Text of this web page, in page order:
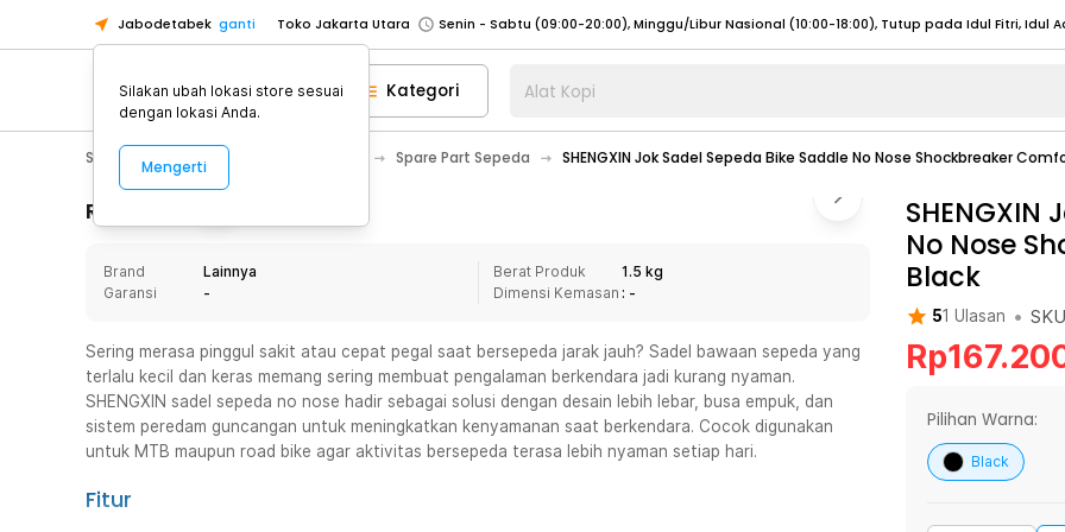
Jabodetabek ganti Toko Jakarta Utara
Toko Tangerang
Toko Cikupa
Pick n Go Jakarta Barat
Senin - Jumat (07:00 - 20:00), Sabtu - Minggu (08:00 - 20:00), Tutup pada Idul Fitri
Pick n Go Bekasi
Senin - Jumat (08:00 - 20:00), Sabtu - Minggu/ Libur Nasional (08:00 - 17:00) Selengkapnya
Senin - Jumat (08:00 - 20:00), Sabtu - Minggu/ Libur Nasional (08:00 - 17:00) Selengkapnya
Senin - Sabtu (09:00-20:00), Minggu/Libur Nasional (12:00-20:00), Tutup pada Idul Fitri
Senin - Sabtu (09:00-20:00), Minggu/Libur Nasional (12:00-20:00), Tutup pada Idul Fitri
Toko Tangerang
Toko Cikupa
Pick n Go Jakarta Barat
Senin - Jumat (07:00 - 20:00), Sabtu - Minggu (08:00 - 20:00), Tutup pada Idul Fitri
Pick n Go Bekasi
Senin - Jumat (08:00 - 20:00), Sabtu - Minggu/ Libur Nasional (08:00 - 17:00) Selengkapnya
Kategori Alat Kopi
Sport & Outdoor Spare Part Sepeda SHENGXIN Jok Sadel Sepeda Bike Saddle No Nose Shockbreaker
Rincian Produk
Brand
Lainnya
Garansi
-
Berat Produk
1.5 kg
Dimensi Kemasan : -
Sering merasa pinggul sakit atau cepat pegal saat bersepeda jarak jauh? Sadel bawaan sepeda yang
terlalu kecil dan keras memang sering membuat pengalaman berkendara jadi kurang nyaman.
SHENGXIN sadel sepeda no nose hadir sebagai solusi dengan desain lebih lebar, busa empuk, dan
sistem peredam guncangan untuk meningkatkan kenyamanan saat berkendara. Cocok digunakan
untuk MTB maupun road bike agar aktivitas bersepeda terasa lebih nyaman setiap hari.
Fitur
SHENGXIN
No Nose
Black
51 Ulasan • SKU
Rp
Pilihan Warna:
Black
Silakan ubah lokasi store sesuai
dengan lokasi Anda.
Mengerti